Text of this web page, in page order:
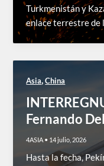
Turkmenistán y
enlace terrestre
Asia,China
Fernando
4ASIA • 14 julio, 2026
Hasta la fecha,